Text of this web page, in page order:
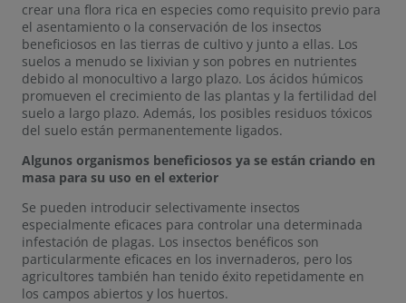
crear una flora rica en especies como requisito previo para
el asentamiento o la conservación de los insectos
beneficiosos en las tierras de cultivo y junto a ellas. Los
suelos a menudo se lixivian y son pobres en nutrientes
debido al monocultivo a largo plazo. Los ácidos húmicos
promueven el crecimiento de las plantas y la fertilidad del
suelo a largo plazo. Además, los posibles residuos tóxicos
del suelo están permanentemente ligados.
Algunos organismos beneficiosos ya se están criando en
masa para su uso en el exterior
Se pueden introducir selectivamente insectos
especialmente eficaces para controlar una determinada
infestación de plagas. Los insectos benéficos son
particularmente eficaces en los invernaderos, pero los
agricultores también han tenido éxito repetidamente en
los campos abiertos y los huertos.